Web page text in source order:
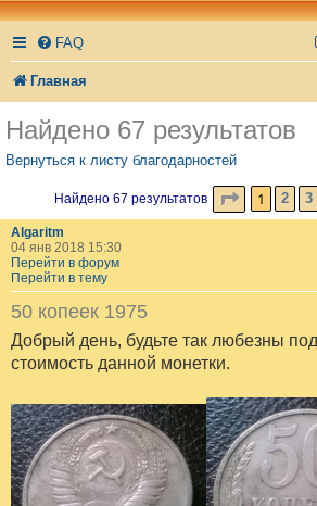
FAQ
Главная
Найдено 67 результатов
Вернуться к листу благодарностей
Найдено 67 результатов СТРАНИЦА
1 2 3
Algaritm
04 янв 2018 15:30
Перейти в форум
Перейти в тему
50 копеек 1975
Добрый день, будьте так любезны
стоимость данной монетки.